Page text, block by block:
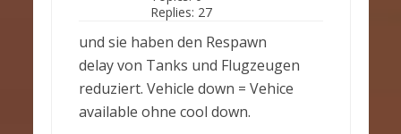
Replies: 27
und sie haben den Respawn
delay von Tanks und Flugzeugen
reduziert. Vehicle down = Vehice
available ohne cool down.